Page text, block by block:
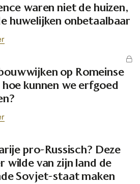
waren niet de huizen,
huwelijken onbetaalbaar
op Romeinse
kunnen we erfgoed
pro-Russisch? Deze
wilde van zijn land de
Sovjet-staat maken